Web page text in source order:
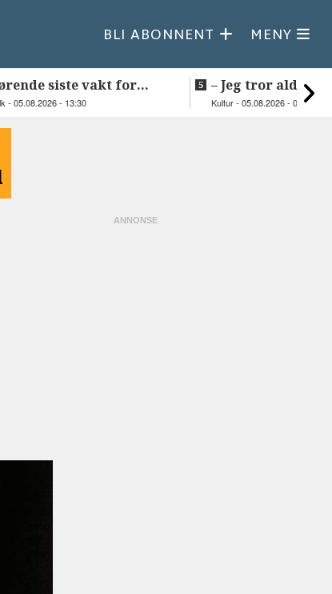
BLI ABONNENT MENY
siste vakt for
på Helnessund-kaia
- 05.08.2026 - 13:30
–⁠ Jeg tror aldri
så vakker natur
Kultur - 05.08.2026 - 09:20